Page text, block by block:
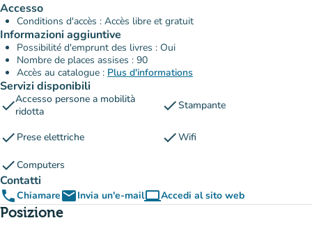
Accesso
Conditions d'accès : Accès libre et gratuit
Informazioni aggiuntive
Possibilité d'emprunt des livres : Oui
Nombre de places assises : 90
Accès au catalogue : Plus d'informations
Servizi disponibili
checkAccesso persone a mobilità
ridotta
checkStampante
check Prese elettriche checkWifi
checkComputers
Contatti
phoneChiamareemailInvia un'e-mailcomputerAccedi al sito web
(nuova scheda)
Posizione